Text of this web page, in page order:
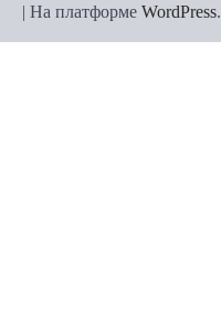
| На платформе WordPress.